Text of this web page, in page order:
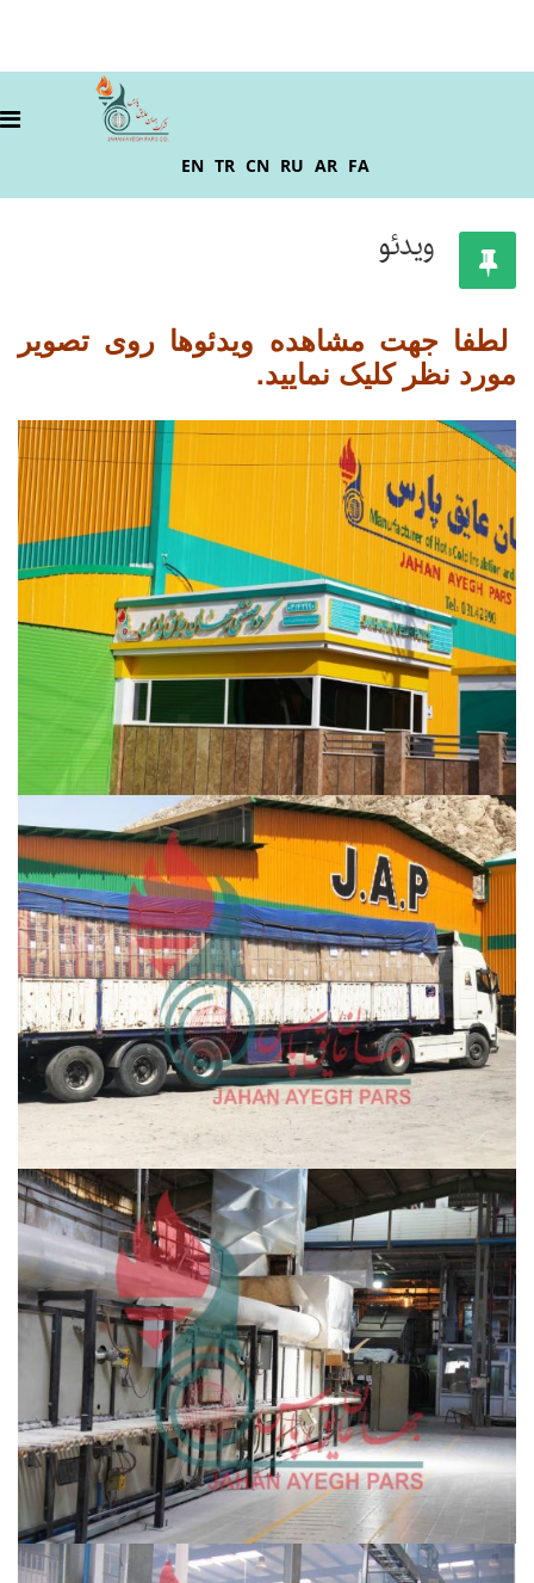
FA
AR
RU
CN
TR
EN
ویدئو
لطفا جهت مشاهده ویدئوها روی تصویر
مورد نظر کلیک نمایید.
مشاهده ویدئو
مشاهده ویدئو
مشاهده ویدئو